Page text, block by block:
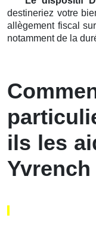
destineriez votre
allègement fiscal
notamment de la
ils les
Yvrench